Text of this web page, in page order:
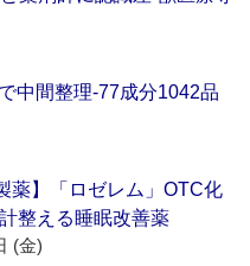
中間整理‐77成分1042品
薬】「ロゼレム」OTC化
整える睡眠改善薬
(金)